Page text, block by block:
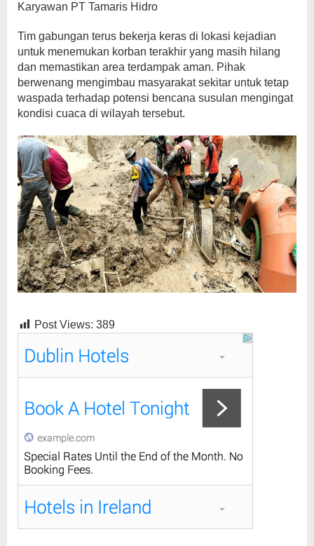
Karyawan PT Tamaris Hidro
Tim gabungan terus bekerja keras di lokasi kejadian
untuk menemukan korban terakhir yang masih hilang
dan memastikan area terdampak aman. Pihak
berwenang mengimbau masyarakat sekitar untuk tetap
waspada terhadap potensi bencana susulan mengingat
kondisi cuaca di wilayah tersebut.
Post Views: 389